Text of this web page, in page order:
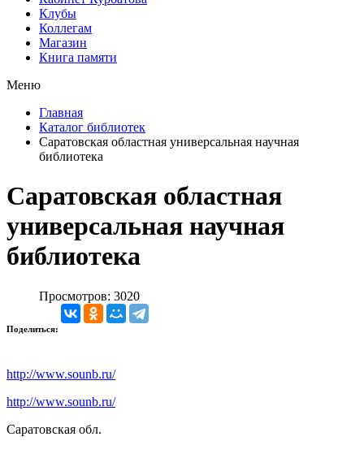
Клубы
Коллегам
Магазин
Книга памяти
Меню
Главная
Каталог библиотек
Саратовская областная универсальная научная
библиотека
Саратовская областная
универсальная научная
библиотека
Просмотров: 3020
Поделиться:
http://www.sounb.ru/
http://www.sounb.ru/
Саратовская обл.